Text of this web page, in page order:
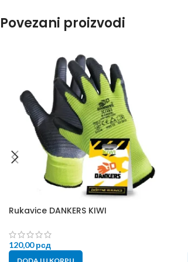
Povezani proizvodi
Rukavice DANKERS KIWI
120,00рсд
DODAJ U KORPU